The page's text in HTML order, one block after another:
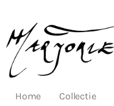
Home Collectie